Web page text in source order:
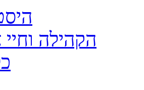
הקהילה וחיי